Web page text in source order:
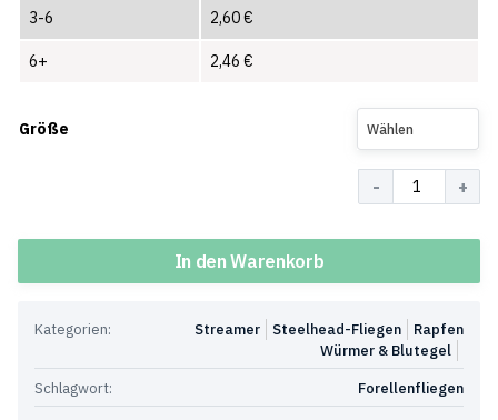
3-6 2,60€
6+ 2,46 €
Größe Wählen
In den Warenkorb
Kategorien: Rapfen
Steelhead-Fliegen
Streamer
Würmer & Blutegel
Schlagwort:
Forellenfliegen